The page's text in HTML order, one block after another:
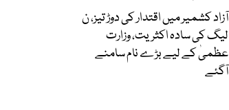
آزاد کشمیر میں اقتدار کی دوڑ تیز، ن
لیگ کی سادہ اکثریت، وزارت
عظمیٰ کے لیے بڑے نام سامنے
آگئے